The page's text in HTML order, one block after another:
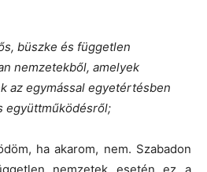
büszke és független
nemzetekből, amelyek
az egymással egyetértésben
együttműködésről;
ha akarom, nem. Szabadon